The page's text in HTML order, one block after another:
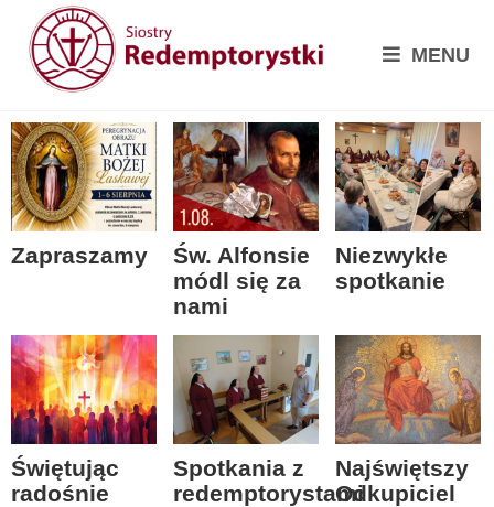
MENU
Zapraszamy
Św. Alfonsie
módl się za
nami
Niezwykłe
spotkanie
Świętując
radośnie
Spotkania z
redemptorystami
Najświętszy
Odkupiciel